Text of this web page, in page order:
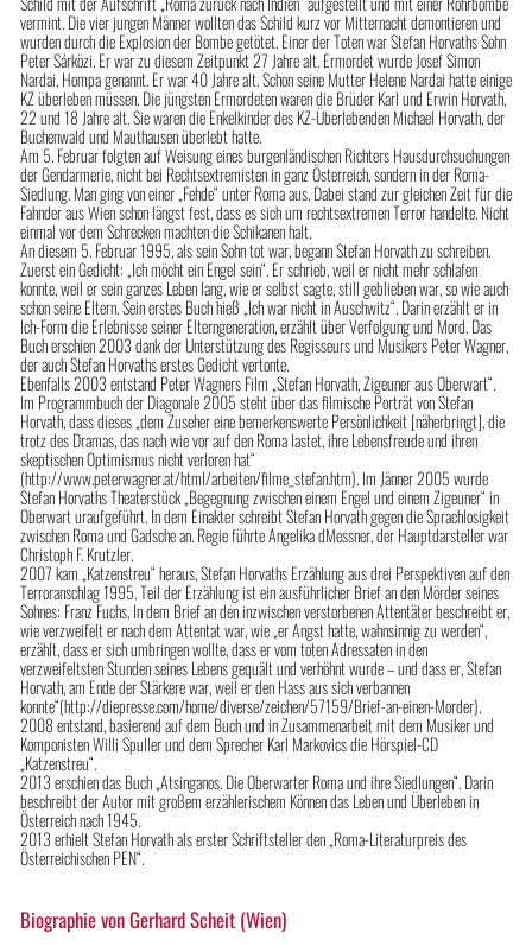
vermint. Die vier jungen Männer wollten das Schild kurz vor Mitternacht demontieren und
wurden durch die Explosion der Bombe getötet. Einer der Toten war Stefan Horvaths Sohn
Peter Sárközi. Er war zu diesem Zeitpunkt 27 Jahre alt. Ermordet wurde Josef Simon
Nardai, Hompa genannt. Er war 40 Jahre alt. Schon seine Mutter Helene Nardai hatte einige
KZ überleben müssen. Die jüngsten Ermordeten waren die Brüder Karl und Erwin Horvath,
22 und 18 Jahre alt. Sie waren die Enkelkinder des KZ-Überlebenden Michael Horvath, der
Buchenwald und Mauthausen überlebt hatte.
Am 5. Februar folgten auf Weisung eines burgenländischen Richters Hausdurchsuchungen
der Gendarmerie, nicht bei Rechtsextremisten in ganz Österreich, sondern in der Roma-
Siedlung. Man ging von einer „Fehde“ unter Roma aus. Dabei stand zur gleichen Zeit für die
Fahnder aus Wien schon längst fest, dass es sich um rechtsextremen Terror handelte. Nicht
einmal vor dem Schrecken machten die Schikanen halt.
An diesem 5. Februar 1995, als sein Sohn tot war, begann Stefan Horvath zu schreiben.
Zuerst ein Gedicht: „Ich möcht ein Engel sein“. Er schrieb, weil er nicht mehr schlafen
konnte, weil er sein ganzes Leben lang, wie er selbst sagte, still geblieben war, so wie auch
schon seine Eltern. Sein erstes Buch hieß „Ich war nicht in Auschwitz“. Darin erzählt er in
Ich-Form die Erlebnisse seiner Elterngeneration, erzählt über Verfolgung und Mord. Das
Buch erschien 2003 dank der Unterstützung des Regisseurs und Musikers Peter Wagner,
der auch Stefan Horvaths erstes Gedicht vertonte.
Ebenfalls 2003 entstand Peter Wagners Film „Stefan Horvath, Zigeuner aus Oberwart“.
Im Programmbuch der Diagonale 2005 steht über das filmische Porträt von Stefan
Horvath, dass dieses „dem Zuseher eine bemerkenswerte Persönlichkeit [näherbringt], die
trotz des Dramas, das nach wie vor auf den Roma lastet, ihre Lebensfreude und ihren
skeptischen Optimismus nicht verloren hat“
(http://www.peterwagner.at/html/arbeiten/filme_stefan.htm). Im Jänner 2005 wurde
Stefan Horvaths Theaterstück „Begegnung zwischen einem Engel und einem Zigeuner“ in
Oberwart uraufgeführt. In dem Einakter schreibt Stefan Horvath gegen die Sprachlosigkeit
zwischen Roma und Gadsche an. Regie führte Angelika dMessner, der Hauptdarsteller war
Christoph F. Krutzler.
2007 kam „Katzenstreu“ heraus, Stefan Horvaths Erzählung aus drei Perspektiven auf den
Terroranschlag 1995. Teil der Erzählung ist ein ausführlicher Brief an den Mörder seines
Sohnes: Franz Fuchs. In dem Brief an den inzwischen verstorbenen Attentäter beschreibt er,
wie verzweifelt er nach dem Attentat war, wie „er Angst hatte, wahnsinnig zu werden“,
erzählt, dass er sich umbringen wollte, dass er vom toten Adressaten in den
verzweifeltsten Stunden seines Lebens gequält und verhöhnt wurde – und dass er, Stefan
Horvath, am Ende der Stärkere war, weil er den Hass aus sich verbannen
konnte“(http://diepresse.com/home/diverse/zeichen/57159/Brief-an-einen-Morder).
2008 entstand, basierend auf dem Buch und in Zusammenarbeit mit dem Musiker und
Komponisten Willi Spuller und dem Sprecher Karl Markovics die Hörspiel-CD
„Katzenstreu“.
2013 erschien das Buch „Atsinganos. Die Oberwarter Roma und ihre Siedlungen“. Darin
beschreibt der Autor mit großem erzählerischem Können das Leben und Überleben in
Österreich nach 1945.
2013 erhielt Stefan Horvath als erster Schriftsteller den „Roma-Literaturpreis des
Österreichischen PEN“.
Biographie von Gerhard Scheit (Wien)